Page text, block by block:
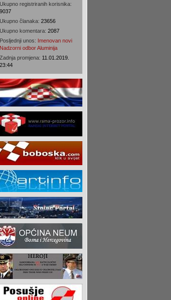
Ukupno registriranih korisnika:
9037
Ukupno članaka: 23656
Ukupno komentara: 2087
Posljednji unos: Imenovan novi
Nadzorni odbor Aluminija
Zadnja promjena: 11.01.2019.
23:44